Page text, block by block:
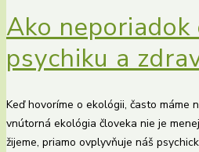
Ako
psychiku a
Keď hovoríme o ekológii, často máme
vnútorná ekológia človeka nie je
žijeme, priamo ovplyvňuje náš